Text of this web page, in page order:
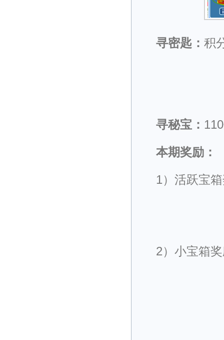
寻密匙： 积
寻秘宝：
本期奖励：
1）活跃宝
2）小宝箱